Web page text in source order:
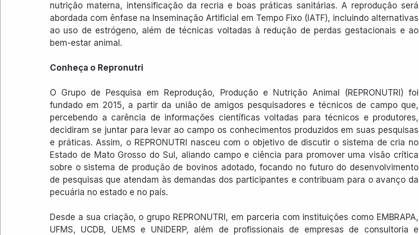
nutrição materna, intensificação da recria e boas práticas sanitárias. A reprodução será
abordada com ênfase na Inseminação Artificial em Tempo Fixo (IATF), incluindo alternativas
ao uso de estrógeno, além de técnicas voltadas à redução de perdas gestacionais e ao
bem-estar animal.
Conheça o Repronutri
O Grupo de Pesquisa em Reprodução, Produção e Nutrição Animal (REPRONUTRI) foi
fundado em 2015, a partir da união de amigos pesquisadores e técnicos de campo que,
percebendo a carência de informações científicas voltadas para técnicos e produtores,
decidiram se juntar para levar ao campo os conhecimentos produzidos em suas pesquisas
e práticas. Assim, o REPRONUTRI nasceu com o objetivo de discutir o sistema de cria no
Estado de Mato Grosso do Sul, aliando campo e ciência para promover uma visão crítica
sobre o sistema de produção de bovinos adotado, focando no futuro do desenvolvimento
de pesquisas que atendam às demandas dos participantes e contribuam para o avanço da
pecuária no estado e no país.
Desde a sua criação, o grupo REPRONUTRI, em parceria com instituições como EMBRAPA,
UFMS, UCDB, UEMS e UNIDERP, além de profissionais de empresas de consultoria e